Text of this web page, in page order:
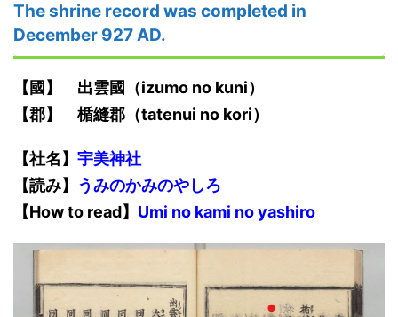
The shrine record was completed in
December 927 AD.
【國】 出雲國
（izumo no kuni）
【郡】 楯縫郡（tatenui no kori）
【社名】 宇美神社
【読み】 うみのかみのやしろ
【How to read】 Umi no kami noyashiro